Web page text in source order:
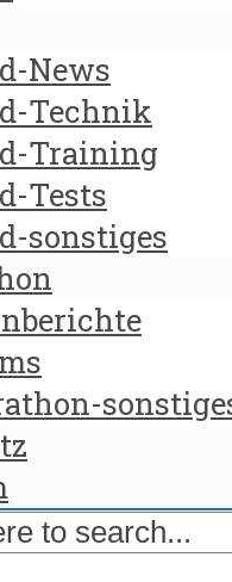
News
Technik
Training
Tests
sonstiges